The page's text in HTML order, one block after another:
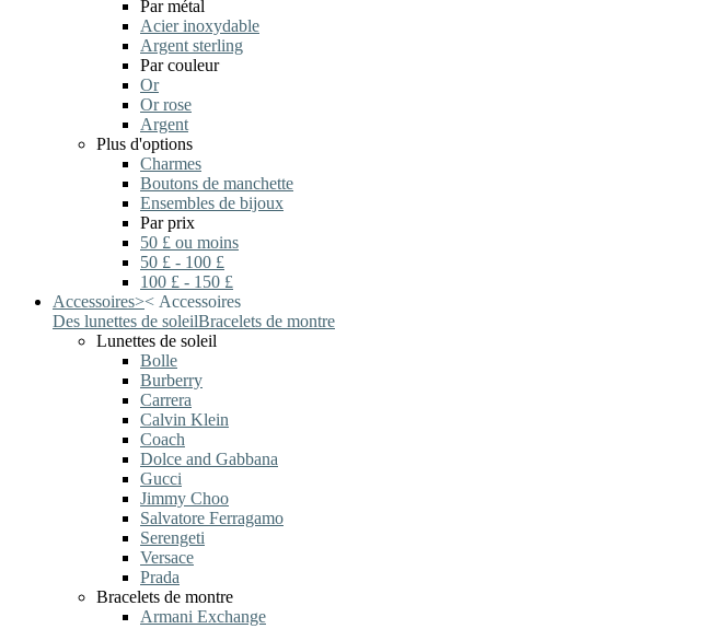
Par métal
Acier inoxydable
Argent sterling
Par couleur
Or
Or rose
Argent
Plus d'options
Charmes
Boutons de manchette
Ensembles de bijoux
Par prix
50 £ ou moins
50 £ - 100 £
100 £ - 150 £
Accessoires>< Accessoires
Des lunettes de soleilBracelets de montre
Lunettes de soleil
Bolle
Burberry
Carrera
Calvin Klein
Coach
Dolce and Gabbana
Gucci
Jimmy Choo
Salvatore Ferragamo
Serengeti
Versace
Prada
Bracelets de montre
Armani Exchange